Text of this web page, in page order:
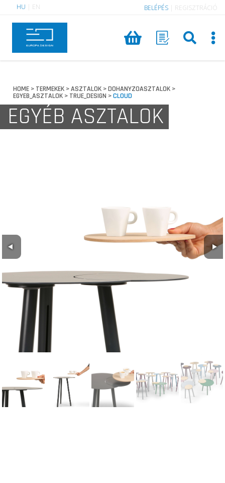
HU EN BELÉPÉS REGISZTRÁCIÓ
HOME > TERMEKEK >ASZTALOK >DOHANYZOASZTALOK >
EGYEB_ASZTALOK > TRUE_DESIGN >CLOUD
EGYÉB ASZTALOK